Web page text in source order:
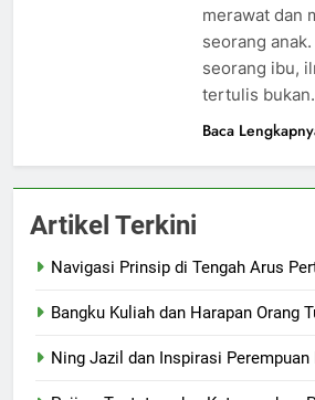
merawat dan
seorang
seorang ibu,
tertulis
Baca
Artikel Terkini
Navigasi Prinsip di Tengah Arus
Bangku Kuliah dan Harapan Orang
Ning Jazil dan Inspirasi Perempuan